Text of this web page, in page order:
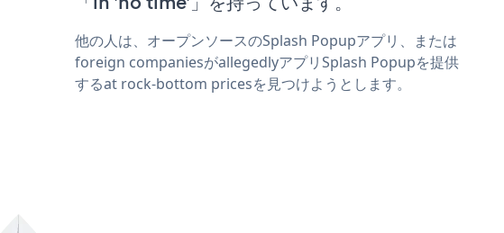
他の人は、オープンソースのSplash Popupアプリ、または
foreign companiesがallegedlyアプリSplash Popupを提供
するat rock-bottom pricesを見つけようとします。